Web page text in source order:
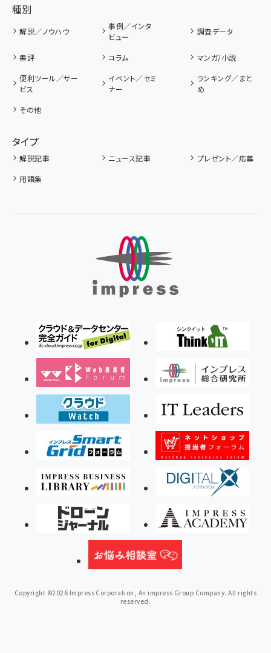
種別
解説／ノウハウ
事例／インタ
ビュー
調査データ
書評 コラム
マンガ/小説
便利ツール／サー
ビス
イベント／セミ
ナー
ランキング／まと
め
その他
タイプ
解説記事 ニュース記事
プレゼント／応募
用語集
Copyright ©2026 Impress Corporation, An impress Group Company. All rights
reserved.